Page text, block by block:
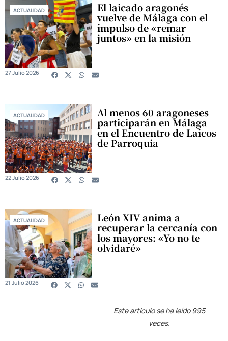
ACTUALIDAD El laicado aragonés
vuelve de Málaga con el
impulso de «remar
juntos» en la misión
27 Julio 2026
ACTUALIDAD Al menos 60 aragoneses
participarán en Málaga
en el Encuentro de Laicos
de Parroquia
22 Julio 2026
ACTUALIDAD León XIV anima a
recuperar la cercanía con
los mayores: «Yo no te
olvidaré»
21 Julio 2026
Este artículo se ha leído 995
veces.